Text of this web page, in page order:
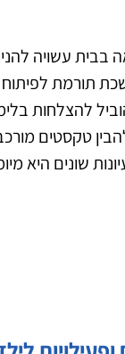
בבית עשויה
תורמת לפיתוח
להצלחות
טקסטים
שונים היא